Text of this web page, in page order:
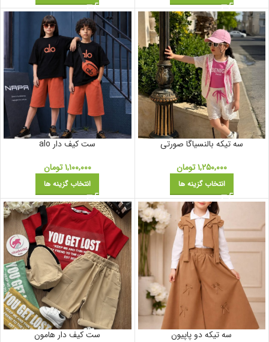
سه تیکه بالنسیاگا صورتی
۱,۲۵۰,۰۰۰تومان
انتخاب گزینه ها
ست کیف دار alo
۱,۱۰۰,۰۰۰تومان
انتخاب گزینه ها
سه تیکه دو پاپیون
ست کیف دار هامون